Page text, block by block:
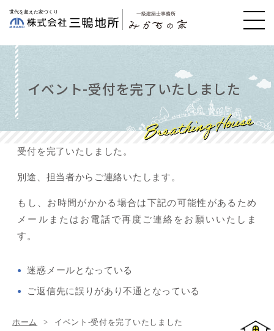
イベント-受付を完了いたしました
受付を完了いたしました。
別途、担当者からご連絡いたします。
もし、お時間がかかる場合は下記の可能性があるため
メールまたはお電話で再度ご連絡をお願いいたしま
す。
迷惑メールとなっている
ご返信先に誤りがあり不通となっている
ホーム イベント-受付を完了いたしました